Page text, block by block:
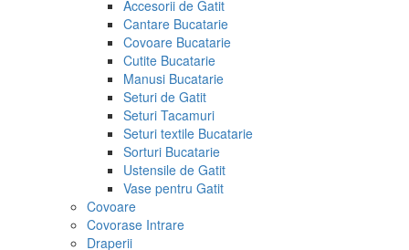
Accesorii de Gatit
Cantare Bucatarie
Covoare Bucatarie
Cutite Bucatarie
Manusi Bucatarie
Seturi de Gatit
Seturi Tacamuri
Seturi textile Bucatarie
Sorturi Bucatarie
Ustensile de Gatit
Vase pentru Gatit
Covoare
Covorase Intrare
Draperii